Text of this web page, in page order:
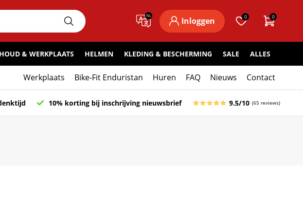
NL
Inloggen 0 0
& WERKPLAATS HELMEN KLEDING & BESCHERMING SALE ALLES
Werkplaats Bike-Fit Enduristan Huren FAQ Nieuws Contact
10% korting bij inschrijving nieuwsbrief 9.5/10 (65 reviews)